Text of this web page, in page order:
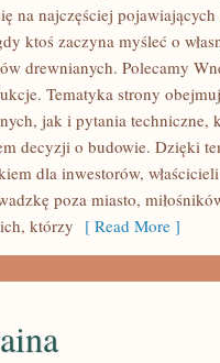
na najczęściej
ktoś zaczyna myśleć o
drewnianych. Polecamy
Tematyka strony
jak i pytania techniczne,
decyzji o budowie. Dzięki
dla inwestorów,
poza miasto,
którzy [ Read More ]